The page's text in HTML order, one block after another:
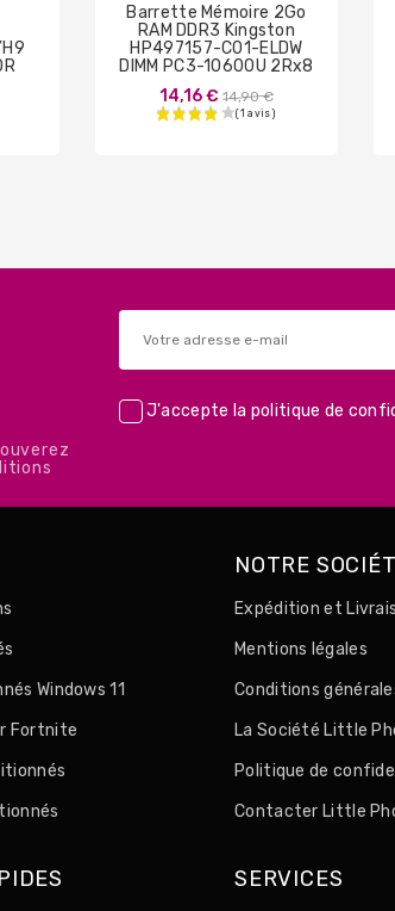
Barrette Mémoire 2Go
RAM DDR3 Kingston
HP497157-C01-ELDW
DIMM PC3-10600U 2Rx8
14,16 € Prix
de
14,90 €
J'accepte la politique de
Windows 11
Fortnite
NOTRE
Expédition et
Mentions légales
Conditions
La Société Little
Politique de
Contacter Little
SERVICES